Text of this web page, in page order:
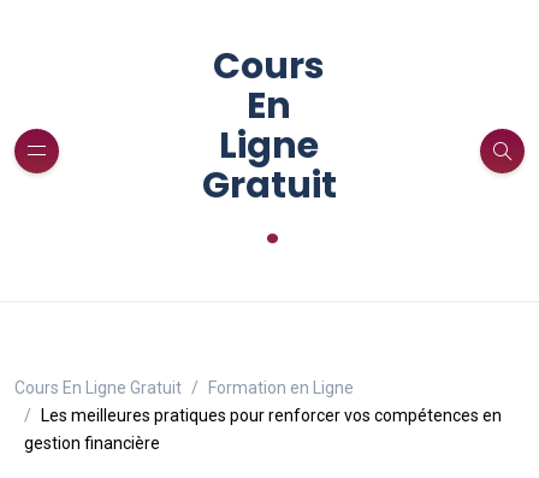
Cours
En
Ligne
Gratuit
.
Cours En Ligne Gratuit
Formation en Ligne
Les meilleures pratiques pour renforcer vos compétences en
gestion financière